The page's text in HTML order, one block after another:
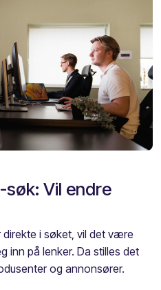
søk: Vil endre
direkte i søket, vil det være
inn på lenker. Da stilles det
og annonsører.